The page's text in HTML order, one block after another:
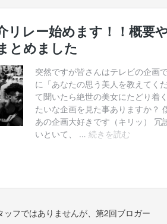
ッフではありませんが、第2回ブロガー